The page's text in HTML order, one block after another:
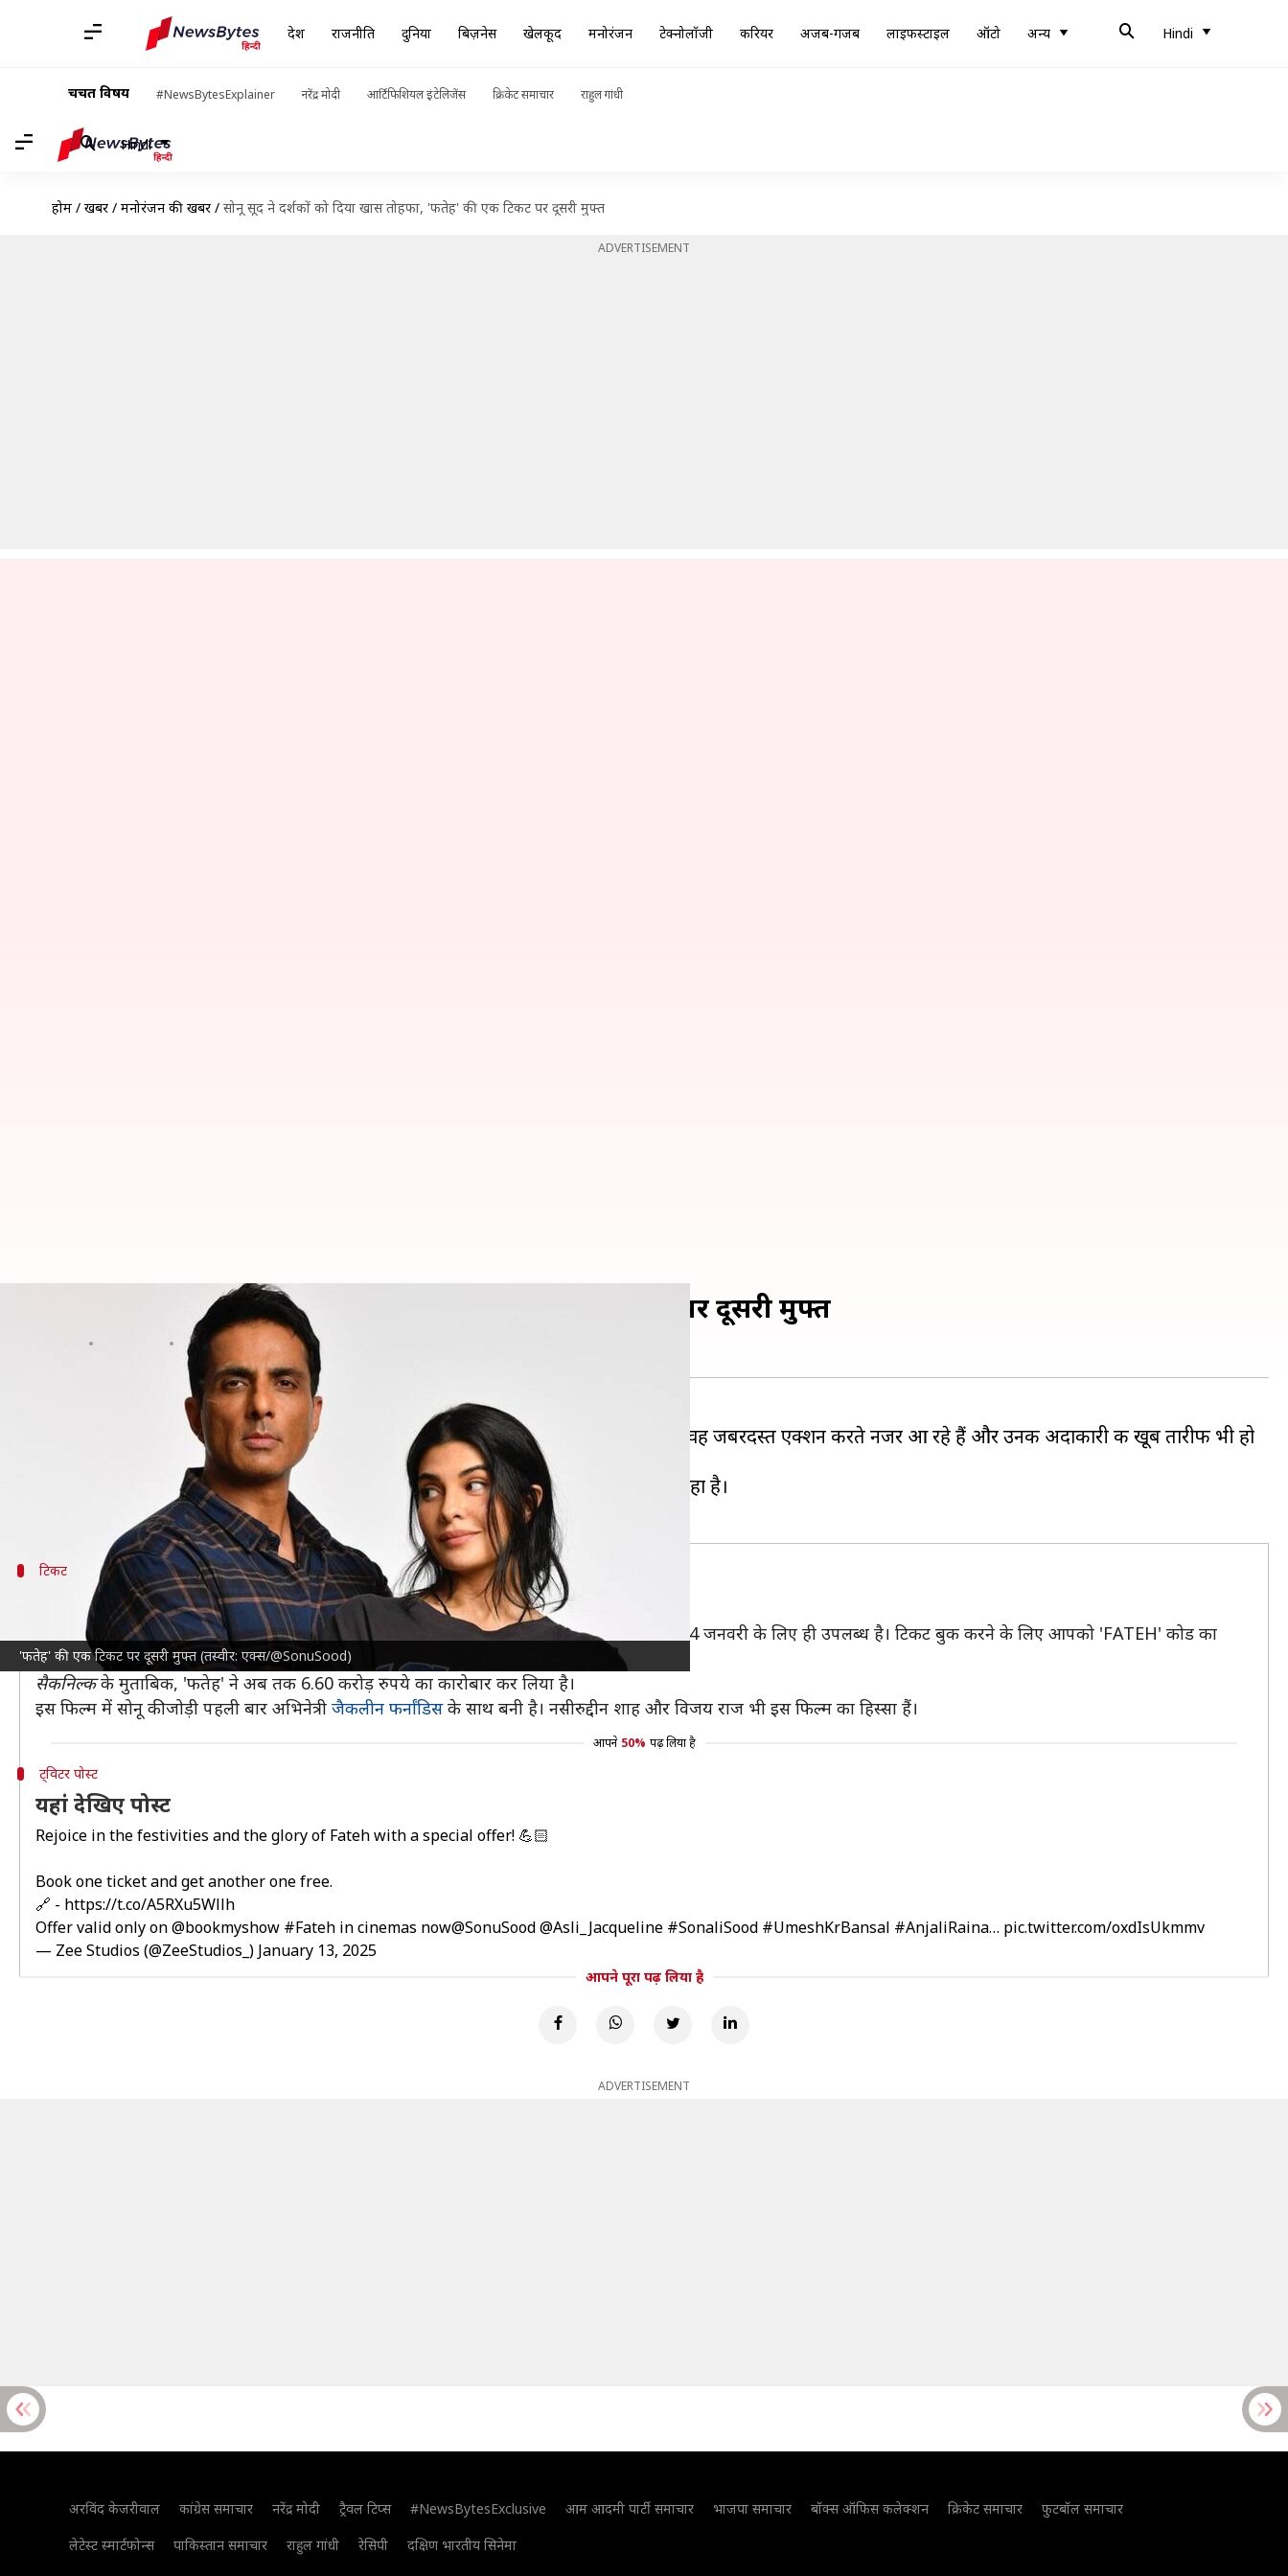
देश राजनीति दुनिया बिज़नेस खेलकूद मनोरंजन टेक्नोलॉजी करियर अजब-गजब लाइफस्टाइल ऑटो अन्य Hindi
चर्चित विषय #NewsBytesExplainer नरेंद्र मोदी आर्टिफिशियल इंटेलिजेंस क्रिकेट समाचार राहुल गांधी
Hindi
होम / खबरें / मनोरंजन की खबरें / सोनू सूद ने दर्शकों को दिया खास तोहफा, 'फतेह' की एक टिकट पर दूसरी मुफ्त
ADVERTISEMENT
'फतेह' की एक टिकट पर दूसरी मुफ्त (तस्वीर: एक्स/@SonuSood)
सोनू सूद ने दर्शकों को दिया खास तोहफा, 'फतेह' की एक टिकट पर दूसरी मुफ्त
02:32 pm
की फिल्म 'फतेह' बीते 10 जनवरी को सिनेमाघरों में रिलीज हुई थी। इस फिल्म में वह जबरदस्त एक्शन करते नजर आ रहे हैं और उनकी अदाकारी की खूब तारीफ भी हो
रही है, लेकिन यह बॉक्स ऑफिस पर कुछ खास कमाल नहीं दिखा सकी।
पहले दिन टिकट खिड़की पर ठीक-ठाक कमाई करने के बाद 'फतेह' का कारोबार लगातार घटता जा रहा है।
टिकट
इस्तेमाल करना होगा ये कोड
दरअसल, 'फतेह' की एक टिकट पर दूसरी बिल्कुल मुफ्त मिल रही है। हालांकि, यह ऑफर केवल 13 और 14 जनवरी के लिए ही उपलब्ध है। टिकट बुक करने के लिए आपको 'FATEH' कोड का
इस्तेमाल करना होगा।
सैकनिल्कके मुताबिक, 'फतेह' ने अब तक 6.60 करोड़ रुपये का कारोबार कर लिया है।
इस फिल्म में सोनू की जोड़ी पहली बार अभिनेत्री जैकलीन फर्नांडिसके साथ बनी है। नसीरुद्दीन शाह और विजय राज भी इस फिल्म का हिस्सा हैं।
आपने 50% पढ़ लिया है
ट्विटर पोस्ट
यहां देखिए पोस्ट
Rejoice in the festivities and the glory of Fateh with a special offer! 💪🏻
Book one ticket and get another one free.
🔗 - https://t.co/A5RXu5Wllh
Offer valid only on@bookmyshow #Fateh in cinemas now@SonuSood@Asli_Jacqueline #SonaliSood #UmeshKrBansal #AnjaliRaina… pic.twitter.com/oxdIsUkmmv
— Zee Studios (@ZeeStudios_) January 13, 2025
आपने पूरा पढ़ लिया है
ADVERTISEMENT
अरविंद केजरीवाल कांग्रेस समाचार नरेंद्र मोदी ट्रैवल टिप्स #NewsBytesExclusive आम आदमी पार्टी समाचार भाजपा समाचार बॉक्स ऑफिस कलेक्शन क्रिकेट समाचार
फुटबॉल समाचार
लेटेस्ट स्मार्टफोन्स
पाकिस्तान समाचार राहुल गांधी रेसिपी दक्षिण भारतीय सिनेमा